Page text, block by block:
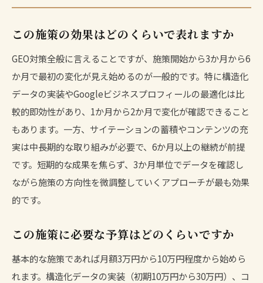
この施策の効果はどのくらいで表れますか
GEO対策全般に言えることですが、施策開始から3か月から6
か月で最初の変化が見え始めるのが一般的です。特に構造化
データの実装やGoogleビジネスプロフィールの最適化は比
較的即効性があり、1か月から2か月で変化が確認できること
もあります。一方、サイテーションの蓄積やコンテンツの充
実は中長期的な取り組みが必要で、6か月以上の継続が前提
です。短期的な成果を焦らず、3か月単位でデータを確認し
ながら施策の方向性を微調整していくアプローチが最も効果
的です。
この施策に必要な予算はどのくらいですか
基本的な施策であれば月額3万円から10万円程度から始めら
れます。構造化データの実装（初期10万円から30万円）、コ